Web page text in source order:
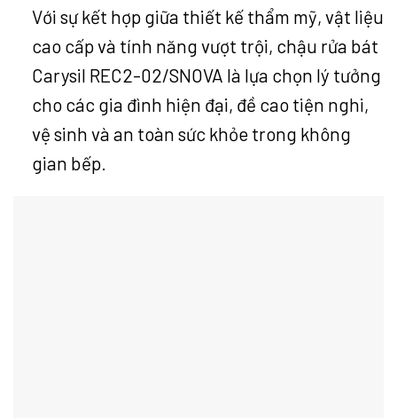
Với sự kết hợp giữa thiết kế thẩm mỹ, vật liệu
cao cấp và tính năng vượt trội, chậu rửa bát
Carysil REC2-02/SNOVA là lựa chọn lý tưởng
cho các gia đình hiện đại, đề cao tiện nghi,
vệ sinh và an toàn sức khỏe trong không
gian bếp.